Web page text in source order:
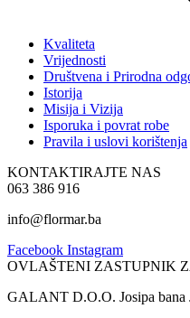
Kvaliteta
Vrijednosti
Društvena i Prirodna
Istorija
Misija i Vizija
Isporuka i povrat robe
Pravila i uslovi korištenja
KONTAKTIRAJTE NAS
063 386 916
info@flormar.ba
Facebook Instagram
OVLAŠTENI ZASTUPNIK
GALANT D.O.O. Josipa bana